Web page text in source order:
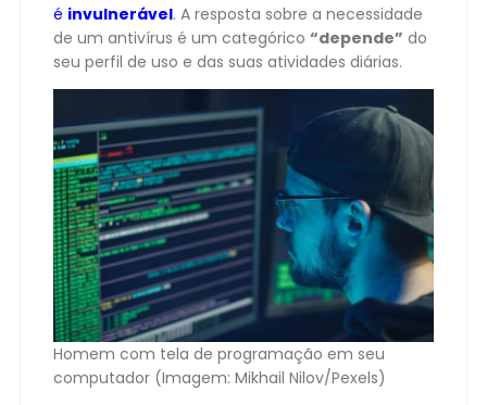
é invulnerável. A resposta sobre a necessidade
de um antivírus é um categórico “depende” do
seu perfil de uso e das suas atividades diárias.
Homem com tela de programação em seu
computador (Imagem: Mikhail Nilov/Pexels)